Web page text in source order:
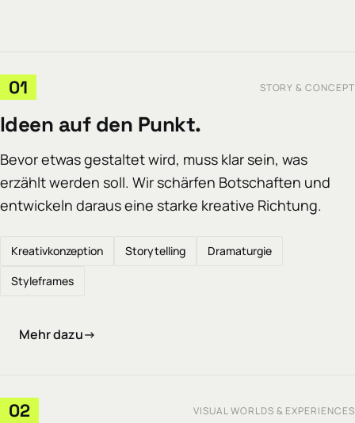
01 STORY & CONCEPT
Ideen auf den Punkt.
Bevor etwas gestaltet wird, muss klar sein, was
erzählt werden soll. Wir schärfen Botschaften und
entwickeln daraus eine starke kreative Richtung.
Kreativkonzeption Storytelling
Dramaturgie
Styleframes
Mehr dazu→
02 VISUAL WORLDS & EXPERIENCES